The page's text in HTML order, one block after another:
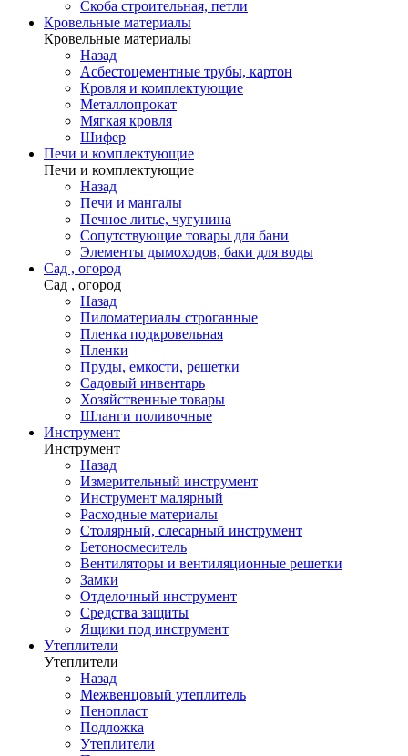
Скоба строительная, петли
Кровельные материалы
Кровельные материалы
Назад
Асбестоцементные трубы, картон
Кровля и комплектующие
Металлопрокат
Мягкая кровля
Шифер
Печи и комплектующие
Печи и комплектующие
Назад
Печи и мангалы
Печное литье, чугунина
Сопутствующие товары для бани
Элементы дымоходов, баки для воды
Сад , огород
Сад , огород
Назад
Пиломатериалы строганные
Пленка подкровельная
Пленки
Пруды, емкости, решетки
Садовый инвентарь
Хозяйственные товары
Шланги поливочные
Инструмент
Инструмент
Назад
Измерительный инструмент
Инструмент малярный
Расходные материалы
Столярный, слесарный инструмент
Бетоносмеситель
Вентиляторы и вентиляционные решетки
Замки
Отделочный инструмент
Средства защиты
Ящики под инструмент
Утеплители
Утеплители
Назад
Межвенцовый утеплитель
Пенопласт
Подложка
Утеплители